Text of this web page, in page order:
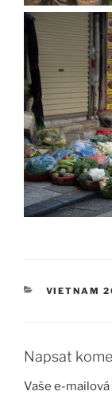
RUBRIKY
VIETNAM
Napsat
Vaše e-